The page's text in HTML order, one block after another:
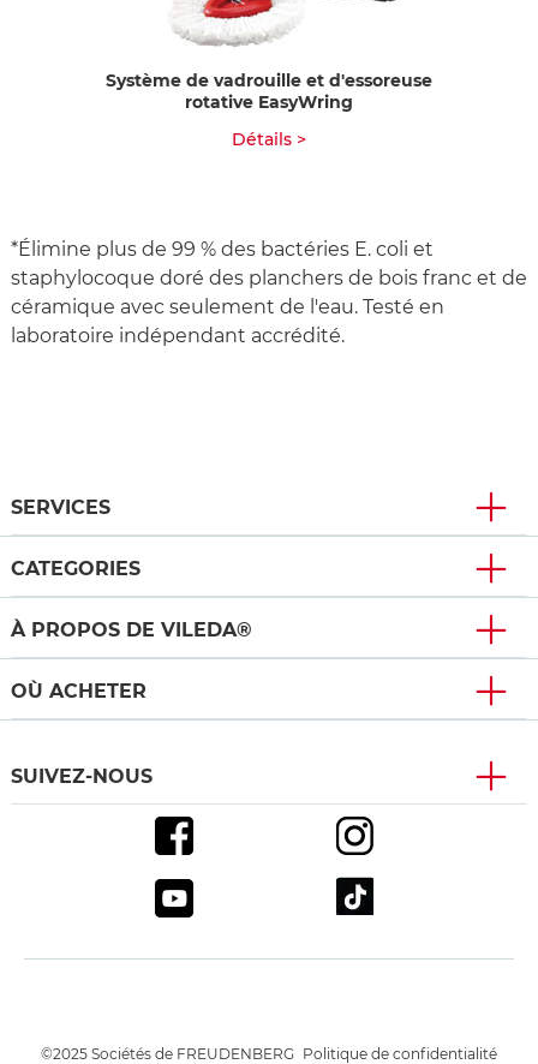
Système de vadrouille et d'essoreuse
rotative EasyWring
Détails >
*Élimine plus de 99 % des bactéries E. coli et
staphylocoque doré des planchers de bois franc et de
céramique avec seulement de l'eau. Testé en
laboratoire indépendant accrédité.
SERVICES
CATEGORIES
À PROPOS DE VILEDA®
OÙ ACHETER
SUIVEZ-NOUS
©2025 Sociétés de FREUDENBERG Politique de confidentialité